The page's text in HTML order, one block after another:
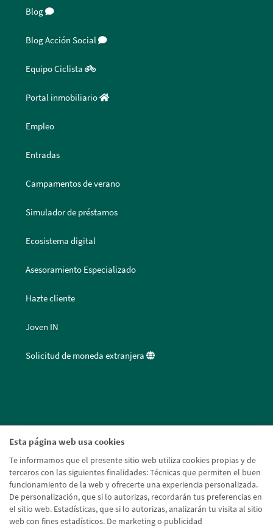
Esta página web usa cookies
Te informamos que el presente sitio web utiliza cookies propias y de
terceros con las siguientes finalidades: Técnicas que permiten el buen
funcionamiento de la web y ofrecerte una experiencia personalizada.
De personalización, que si lo autorizas, recordarán tus preferencias en
el sitio web. Estadísticas, que si lo autorizas, analizarán tu visita al sitio
web con fines estadísticos. De marketing o publicidad
Blog
Blog Acción Social
Equipo Ciclista
Portal inmobiliario
Empleo
Entradas
Campamentos de verano
Simulador de préstamos
Ecosistema digital
Asesoramiento Especializado
Hazte cliente
Joven IN
Solicitud de moneda extranjera